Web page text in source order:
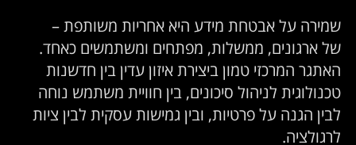
על אבטחת מידע היא אחריות משותפת –
ארגונים, ממשלות, מפתחים ומשתמשים כאחד.
המרכזי טמון ביצירת איזון עדין בין חדשנות
לניהול סיכונים, בין חוויית משתמש נוחה
הגנה על פרטיות, ובין גמישות עסקית לבין ציות